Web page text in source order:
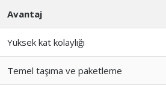
Avantaj
Yüksek kat kolaylığı
Temel taşıma ve paketleme